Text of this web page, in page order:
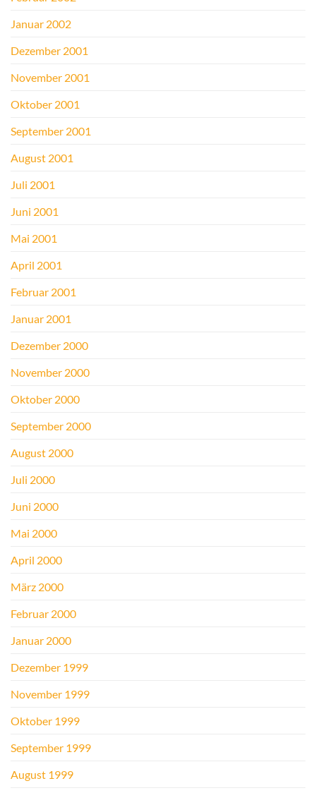
Januar 2002
Dezember 2001
November 2001
Oktober 2001
September 2001
August 2001
Juli 2001
Juni 2001
Mai 2001
April 2001
Februar 2001
Januar 2001
Dezember 2000
November 2000
Oktober 2000
September 2000
August 2000
Juli 2000
Juni 2000
Mai 2000
April 2000
März 2000
Februar 2000
Januar 2000
Dezember 1999
November 1999
Oktober 1999
September 1999
August 1999